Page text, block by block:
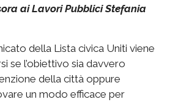
ai Lavori Pubblici Stefania
della Lista civica Uniti viene
se l’obiettivo sia davvero
della città oppure
un modo efficace per